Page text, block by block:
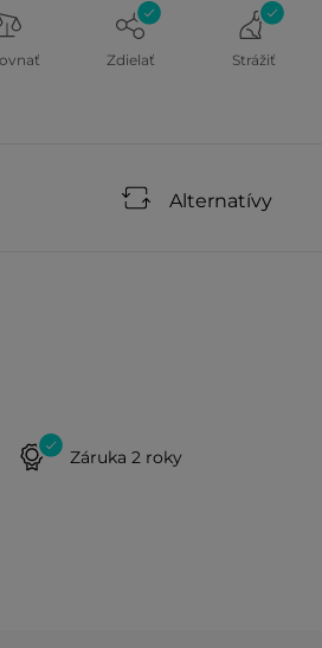
Zdielať Strážiť
Alternatívy
Záruka 2 roky